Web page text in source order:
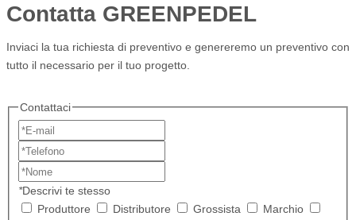
Contatta GREENPEDEL
Inviaci la tua richiesta di preventivo e genereremo un preventivo con
tutto il necessario per il tuo progetto.
Contattaci
*Descrivi te stesso
Produttore
Distributore Grossista
Marchio